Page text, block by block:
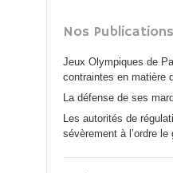
Nos
Jeux Olympiques de
contraintes en matière
La défense de ses
Les autorités de
sévèrement à l’ordre le